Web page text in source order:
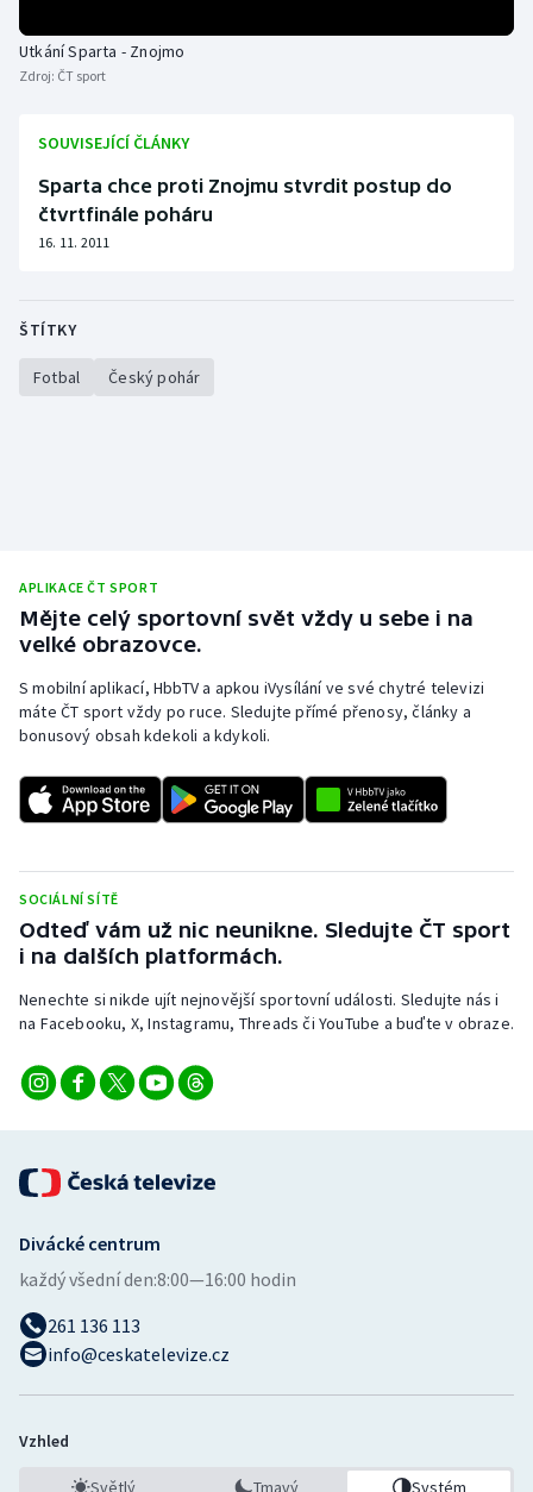
Vodní slalom
Volejbal
Ostatní
Utkání Sparta - Znojmo
Zdroj: ČT sport
SOUVISEJÍCÍ ČLÁNKY
Sparta chce proti Znojmu stvrdit postup do
čtvrtfinále poháru
16. 11. 2011
ŠTÍTKY
Fotbal Český pohár
APLIKACE ČT SPORT
Mějte celý sportovní svět vždy u sebe i na
velké obrazovce.
S mobilní aplikací, HbbTV a apkou iVysílání ve své chytré televizi
máte ČT sport vždy po ruce. Sledujte přímé přenosy, články a
bonusový obsah kdekoli a kdykoli.
SOCIÁLNÍ SÍTĚ
Odteď vám už nic neunikne. Sledujte ČT sport
i na dalších platformách.
Nenechte si nikde ujít nejnovější sportovní události. Sledujte nás i
na Facebooku, X, Instagramu, Threads či YouTube a buďte v obraze.
Divácké centrum
každý všední den:8:00—16:00 hodin
261 136 113
info@ceskatelevize.cz
Vzhled
Světlý Tmavý Systém